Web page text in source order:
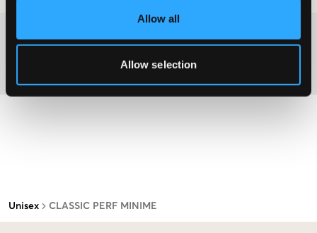
Allow all
Allow selection
Unisex CLASSIC PERF MINIME